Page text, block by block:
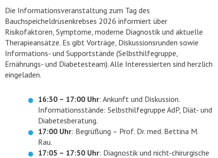
Die Informationsveranstaltung zum Tag des
Bauchspeicheldrüsenkrebses 2026 informiert über
Risikofaktoren, Symptome, moderne Diagnostik und aktuelle
Therapieansätze. Es gibt Vorträge, Diskussionsrunden sowie
Informations- und Supportstände (Selbsthilfegruppe,
Ernährungs- und Diabetesteam). Alle Interessierten sind herzlich
eingeladen.
16:30 – 17:00 Uhr: Ankunft und Diskussion.
Informationsstände: Selbsthilfegruppe AdP, Diät- und
Diabetesberatung.
17:00 Uhr: Begrüßung – Prof. Dr. med. Bettina M.
Rau.
17:05 – 17:50 Uhr: Diagnostik und nicht-chirurgische